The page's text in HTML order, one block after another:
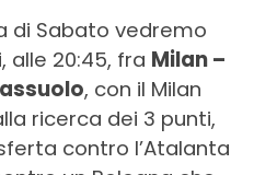
di Sabato vedremo
alle 20:45, fra Milan –
, con il Milan
ricerca dei 3 punti,
contro l’Atalanta